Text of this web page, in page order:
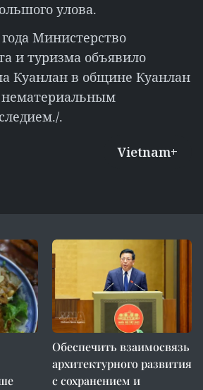
улова.
года Министерство
и туризма объявило
Куанлан в общине Куанлан
.
Vietnam+
Обеспечить взаимосвязь
архитектурного развития
с сохранением и